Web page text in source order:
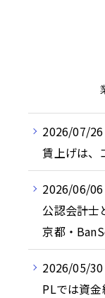
2026/07/26
賃上げは、
2026/06/06
公認会計士
京都・
2026/05/30
PLでは資